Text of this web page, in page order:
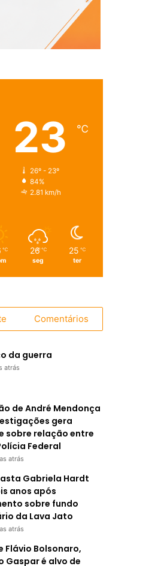
23 ℃
26º - 23º
84%
2.81 km/h
℃ 26 ℃
seg
25 ℃
ter
Comentários
da guerra
atrás
de André Mendonça
gera
sobre relação entre
Federal
atrás
Gabriela Hardt
anos após
sobre fundo
da Lava Jato
atrás
Flávio Bolsonaro,
Gaspar é alvo de